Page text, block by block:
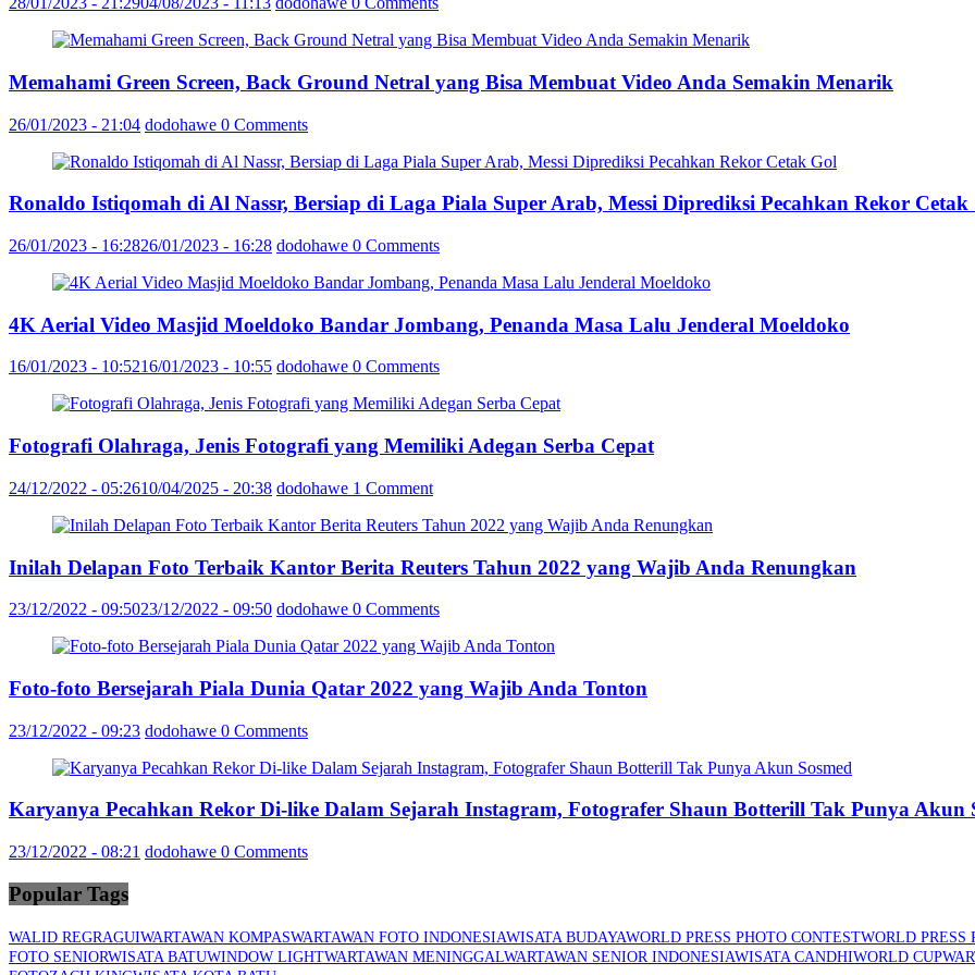
Memahami Green Screen, Back Ground Netral yang Bisa Membuat Video Anda Semakin Menarik
26/01/2023 - 21:04 dodohawe 0 Comments
Ronaldo Istiqomah di Al Nassr, Bersiap di Laga Piala Super Arab, Messi Diprediksi Pecahkan Rekor Cetak
26/01/2023 - 16:2826/01/2023 - 16:28 dodohawe 0 Comments
4K Aerial Video Masjid Moeldoko Bandar Jombang, Penanda Masa Lalu Jenderal Moeldoko
16/01/2023 - 10:5216/01/2023 - 10:55 dodohawe 0 Comments
Fotografi Olahraga, Jenis Fotografi yang Memiliki Adegan Serba Cepat
24/12/2022 - 05:2610/04/2025 - 20:38 dodohawe 1 Comment
Inilah Delapan Foto Terbaik Kantor Berita Reuters Tahun 2022 yang Wajib Anda Renungkan
23/12/2022 - 09:5023/12/2022 - 09:50 dodohawe 0 Comments
Foto-foto Bersejarah Piala Dunia Qatar 2022 yang Wajib Anda Tonton
23/12/2022 - 09:23 dodohawe 0 Comments
Karyanya Pecahkan Rekor Di-like Dalam Sejarah Instagram, Fotografer Shaun Botterill Tak Punya Akun
23/12/2022 - 08:21 dodohawe 0 Comments
Popular Tags
WALID REGRAGUIWARTAWAN KOMPASWARTAWAN FOTO INDONESIAWISATA BUDAYAWORLD PRESS PHOTO CONTESTWORLD PRESS
FOTO SENIORWISATA BATUWINDOW LIGHTWARTAWAN MENINGGALWARTAWAN SENIOR INDONESIAWISATA CANDHIWORLD CUP